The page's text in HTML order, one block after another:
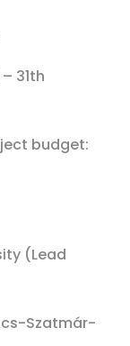
31th
budget:
(Lead
Szatmár-